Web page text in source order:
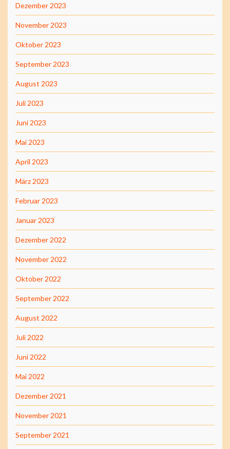
Dezember 2023
November 2023
Oktober 2023
September 2023
August 2023
Juli 2023
Juni 2023
Mai 2023
April 2023
März 2023
Februar 2023
Januar 2023
Dezember 2022
November 2022
Oktober 2022
September 2022
August 2022
Juli 2022
Juni 2022
Mai 2022
Dezember 2021
November 2021
September 2021